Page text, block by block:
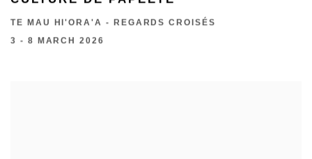
TE MAU HI'ORA'A - REGARDS CROISÉS
3 - 8 MARCH 2026